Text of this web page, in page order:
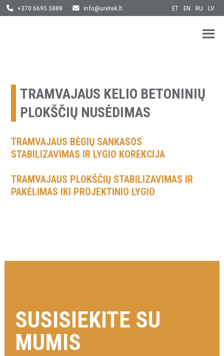
content
+370 6695 5888 info@uretek.lt ET EN RU LV
TRAMVAJAUS KELIO BETONINIŲ
PLOKŠČIŲ NUSĖDIMAS
TRAMVAJAUS BĖGIŲ SANKASOS
STABILIZAVIMAS IR LYGIO KOREKCIJA
TRAMVAJAUS PLOKŠČIŲ STABILIZAVIMAS IR
PAKĖLIMAS IKI PROJEKTINIO LYGIO
SUSISIEKITE SU
MUMIS